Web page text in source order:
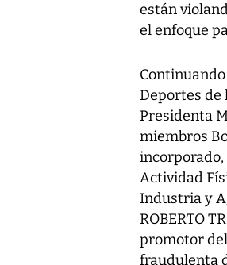
están
el enfoque
Deportes de
Presidenta
miembros
incorporado,
Actividad
Industria y
ROBERTO
promotor del
fraudulenta